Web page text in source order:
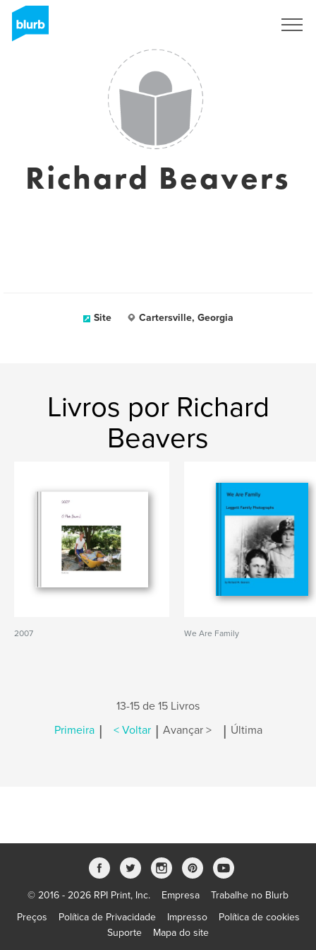
Richard Beavers
Site Cartersville, Georgia
Livros por Richard
Beavers
2007 We Are Family
13-15 de 15 Livros
Primeira | < Voltar | Avançar > | Última
© 2016 - 2026 RPI Print, Inc. Empresa
Trabalhe no Blurb
Preços
Política de Privacidade Impresso
Política de cookies
Suporte
Mapa do site